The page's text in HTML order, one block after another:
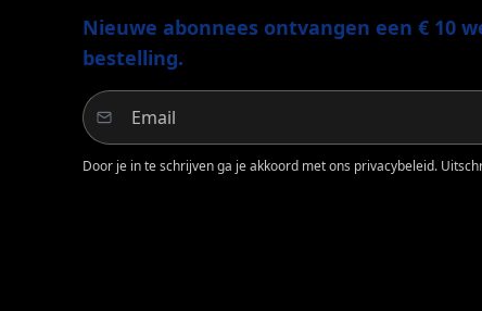
Nieuwe abonnees ontvangen een € 10
bestelling.
Door je in te schrijven ga je akkoord met ons privacybeleid.